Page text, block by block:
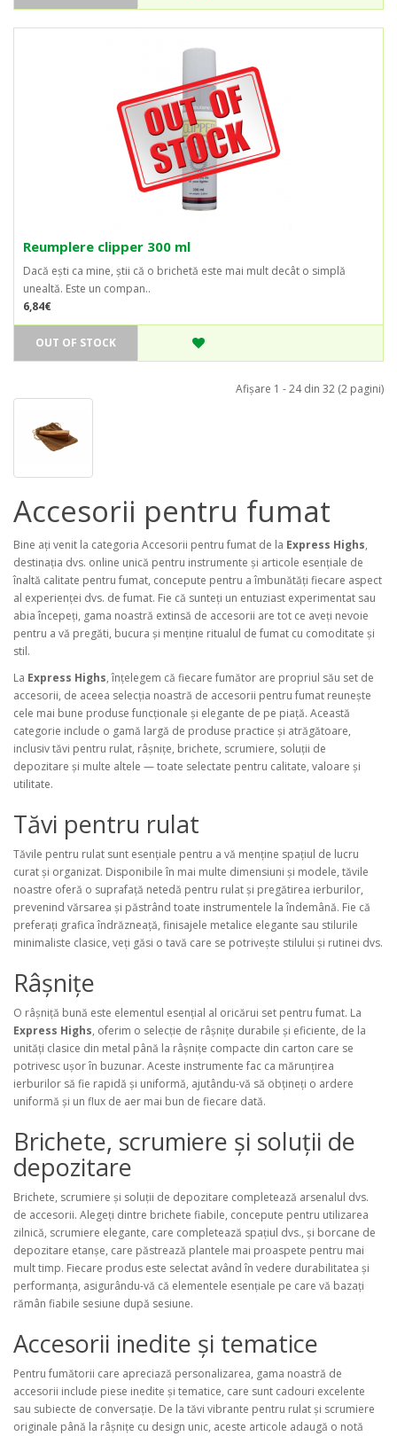
Reumplere clipper 300 ml
Dacă ești ca mine, știi că o brichetă este mai mult decât o simplă
unealtă. Este un compan..
6,84€
OUT OF STOCK
Afişare 1 - 24 din 32 (2 pagini)
Accesorii pentru fumat
Bine ați venit la categoria Accesorii pentru fumat de la Express Highs,
destinația dvs. online unică pentru instrumente și articole esențiale de
înaltă calitate pentru fumat, concepute pentru a îmbunătăți fiecare aspect
al experienței dvs. de fumat. Fie că sunteți un entuziast experimentat sau
abia începeți, gama noastră extinsă de accesorii are tot ce aveți nevoie
pentru a vă pregăti, bucura și menține ritualul de fumat cu comoditate și
stil.
La Express Highs, înțelegem că fiecare fumător are propriul său set de
accesorii, de aceea selecția noastră de accesorii pentru fumat reunește
cele mai bune produse funcționale și elegante de pe piață. Această
categorie include o gamă largă de produse practice și atrăgătoare,
inclusiv tăvi pentru rulat, râșnițe, brichete, scrumiere, soluții de
depozitare și multe altele — toate selectate pentru calitate, valoare și
utilitate.
Tăvi pentru rulat
Tăvile pentru rulat sunt esențiale pentru a vă menține spațiul de lucru
curat și organizat. Disponibile în mai multe dimensiuni și modele, tăvile
noastre oferă o suprafață netedă pentru rulat și pregătirea ierburilor,
prevenind vărsarea și păstrând toate instrumentele la îndemână. Fie că
preferați grafica îndrăzneață, finisajele metalice elegante sau stilurile
minimaliste clasice, veți găsi o tavă care se potrivește stilului și rutinei dvs.
Râșnițe
O râșniță bună este elementul esențial al oricărui set pentru fumat. La
Express Highs, oferim o selecție de râșnițe durabile și eficiente, de la
unități clasice din metal până la râșnițe compacte din carton care se
potrivesc ușor în buzunar. Aceste instrumente fac ca mărunțirea
ierburilor să fie rapidă și uniformă, ajutându-vă să obțineți o ardere
uniformă și un flux de aer mai bun de fiecare dată.
Brichete, scrumiere și soluții de
depozitare
Brichete, scrumiere și soluții de depozitare completează arsenalul dvs.
de accesorii. Alegeți dintre brichete fiabile, concepute pentru utilizarea
zilnică, scrumiere elegante, care completează spațiul dvs., și borcane de
depozitare etanșe, care păstrează plantele mai proaspete pentru mai
mult timp. Fiecare produs este selectat având în vedere durabilitatea și
performanța, asigurându-vă că elementele esențiale pe care vă bazați
rămân fiabile sesiune după sesiune.
Accesorii inedite și tematice
Pentru fumătorii care apreciază personalizarea, gama noastră de
accesorii include piese inedite și tematice, care sunt cadouri excelente
sau subiecte de conversație. De la tăvi vibrante pentru rulat și scrumiere
originale până la râșnițe cu design unic, aceste articole adaugă o notă